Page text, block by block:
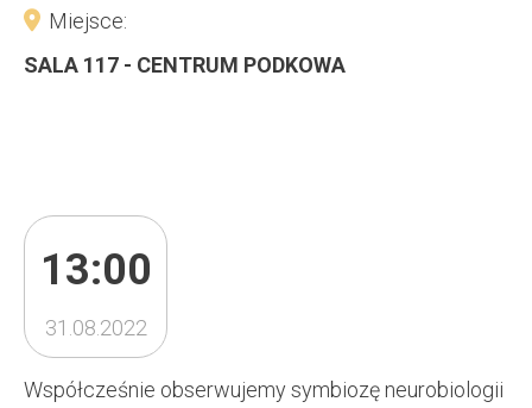
Miejsce:
SALA 117 - CENTRUM PODKOWA
13:00
31.08.2022
Współcześnie obserwujemy symbiozę neurobiologii